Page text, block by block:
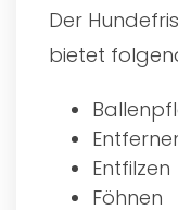
Der
bietet
Entfilzen
Föhnen